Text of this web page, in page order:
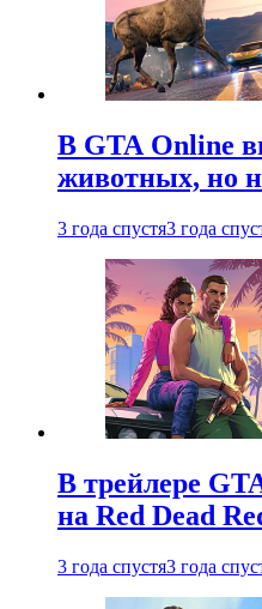
В GTA Online
животных, но
3 года спустя3 года
В трейлере
на Red Dead
3 года спустя3 года